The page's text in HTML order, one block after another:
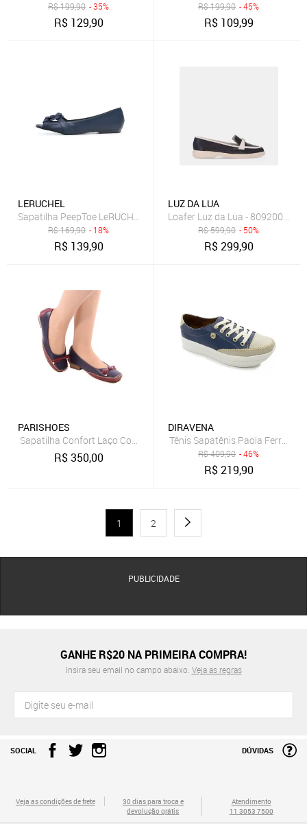
R$199,90 - 35%
R$ 129,90
R$199,90 - 45%
R$ 109,99
LERUCHEL
Sapatilha PeepToe LeRUCHEL Flor Marinho
R$169,90 - 18%
R$ 139,90
LUZ DA LUA
Loafer Luz da Lua - 80920003
R$599,90 - 50%
R$299,90
PARISHOES
Sapatilha Confort Laço Couro Legítimo Estilo Mocassim Marinho
R$350,00
DIRAVENA
Tênis Sapatênis Paola Ferrara -
R$409,90 - 46%
R$219,90
1 2
PUBLICIDADE
GANHE R$20 NA PRIMEIRA COMPRA!
Insira seu email no campo abaixo. Veja as regras
SOCIAL DÚVIDAS
Veja as condições de frete
30 dias para troca e
devolução grátis
Atendimento
11 3053 7500